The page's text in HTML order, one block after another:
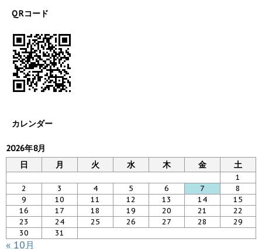
QRコード
カレンダー
2026年8月
日
月 火 水 木 金 土
1
2
3 4 5 6 7
8
9
10 11 12 13 14
15
16
17 18 19 20 21
22
23
24 25 26 27 28
29
30
31
« 10月